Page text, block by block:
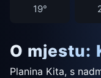
19°
O mjestu:
Planina Kita, s